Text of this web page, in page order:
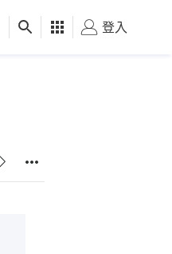
健康 好食玩飛
登入